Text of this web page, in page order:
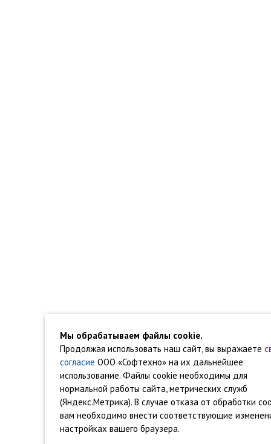
Мы обрабатываем файлы cookie.
Продолжая использовать наш сайт, вы выражаете
согласие ООО «Софтехно» на их дальнейшее
использование. Файлы cookie необходимы для
нормальной работы сайта, метрических служб
(Яндекс.Метрика). В случае отказа от обработки
вам необходимо внести соответствующие
настройках вашего браузера.